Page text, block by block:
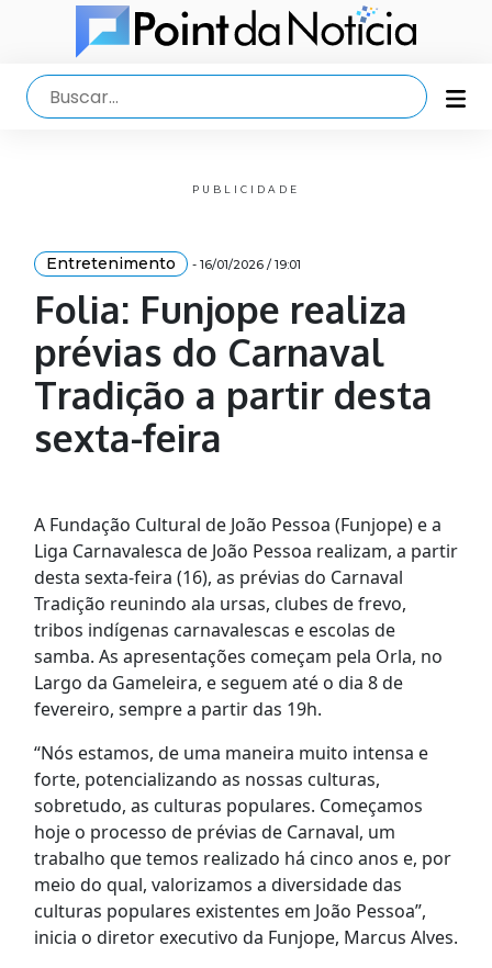
PUBLICIDADE
Entretenimento - 16/01/2026 / 19:01
Folia: Funjope realiza
prévias do Carnaval
Tradição a partir desta
sexta-feira
A Fundação Cultural de João Pessoa (Funjope) e a
Liga Carnavalesca de João Pessoa realizam, a partir
desta sexta-feira (16), as prévias do Carnaval
Tradição reunindo ala ursas, clubes de frevo,
tribos indígenas carnavalescas e escolas de
samba. As apresentações começam pela Orla, no
Largo da Gameleira, e seguem até o dia 8 de
fevereiro, sempre a partir das 19h.
“Nós estamos, de uma maneira muito intensa e
forte, potencializando as nossas culturas,
sobretudo, as culturas populares. Começamos
hoje o processo de prévias de Carnaval, um
trabalho que temos realizado há cinco anos e, por
meio do qual, valorizamos a diversidade das
culturas populares existentes em João Pessoa”,
inicia o diretor executivo da Funjope, Marcus Alves.